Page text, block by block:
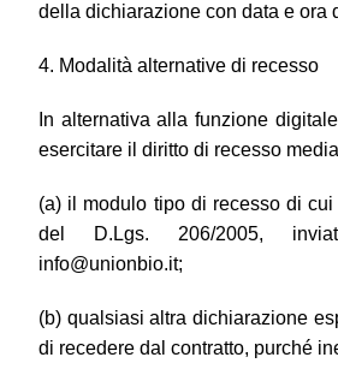
della dichiarazione con data e ora
4. Modalità alternative di recesso
In alternativa alla funzione
esercitare il diritto di recesso
(a) il modulo tipo di recesso di cui
del D.Lgs. 206/2005,
info@unionbio.it;
(b) qualsiasi altra dichiarazione
di recedere dal contratto, purché